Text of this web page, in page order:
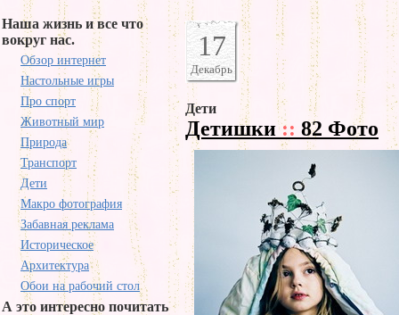
Наша жизнь и все что
вокруг нас.
Обзор интернет
Настольные игры
Про спорт
Животный мир
Природа
Транспорт
Дети
Макро фотография
Забавная реклама
Историческое
Архитектура
Обои на рабочий стол
А это интересно почитать
17
Декабрь
Дети
Детишки:: 82 Фото